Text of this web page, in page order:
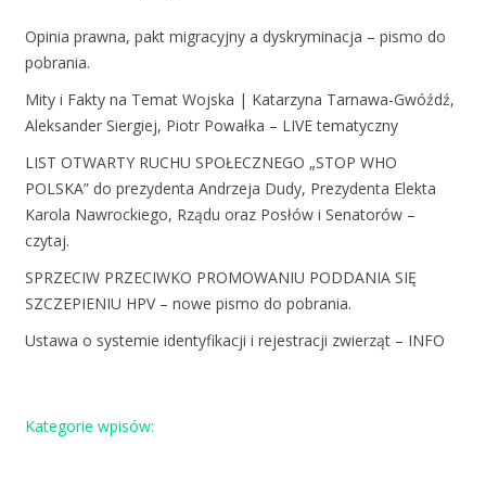
Opinia prawna, pakt migracyjny a dyskryminacja – pismo do
pobrania.
Mity i Fakty na Temat Wojska | Katarzyna Tarnawa-Gwóźdź,
Aleksander Siergiej, Piotr Powałka – LIVE tematyczny
LIST OTWARTY RUCHU SPOŁECZNEGO „STOP WHO
POLSKA” do prezydenta Andrzeja Dudy, Prezydenta Elekta
Karola Nawrockiego, Rządu oraz Posłów i Senatorów –
czytaj.
SPRZECIW PRZECIWKO PROMOWANIU PODDANIA SIĘ
SZCZEPIENIU HPV – nowe pismo do pobrania.
Ustawa o systemie identyfikacji i rejestracji zwierząt – INFO
Kategorie wpisów: